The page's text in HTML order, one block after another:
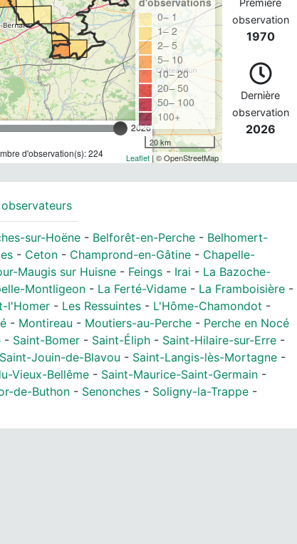
2026
d'observation(s): 224
0– 1
1– 2
2– 5
5– 10
10– 20
20– 50
50– 100
100+
20 km
Leaflet| © OpenStreetMap
observation
1970
Dernière
observation
2026
observateurs
sur-Hoëne - Belforêt-en-Perche - Belhomert-
- Ceton - Champrond-en-Gâtine - Chapelle-
Maugis sur Huisne - Feings - Irai - La Bazoche-
Montligeon - La Ferté-Vidame - La Framboisière -
l'Homer - Les Ressuintes - L'Hôme-Chamondot -
- Montireau - Moutiers-au-Perche - Perche en Nocé
- Saint-Bomer - Saint-Éliph - Saint-Hilaire-sur-Erre -
Saint-Jouin-de-Blavou - Saint-Langis-lès-Mortagne -
Vieux-Bellême - Saint-Maurice-Saint-Germain -
de-Buthon - Senonches - Soligny-la-Trappe -